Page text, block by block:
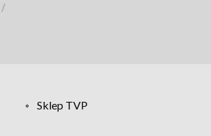
/
Sklep TVP